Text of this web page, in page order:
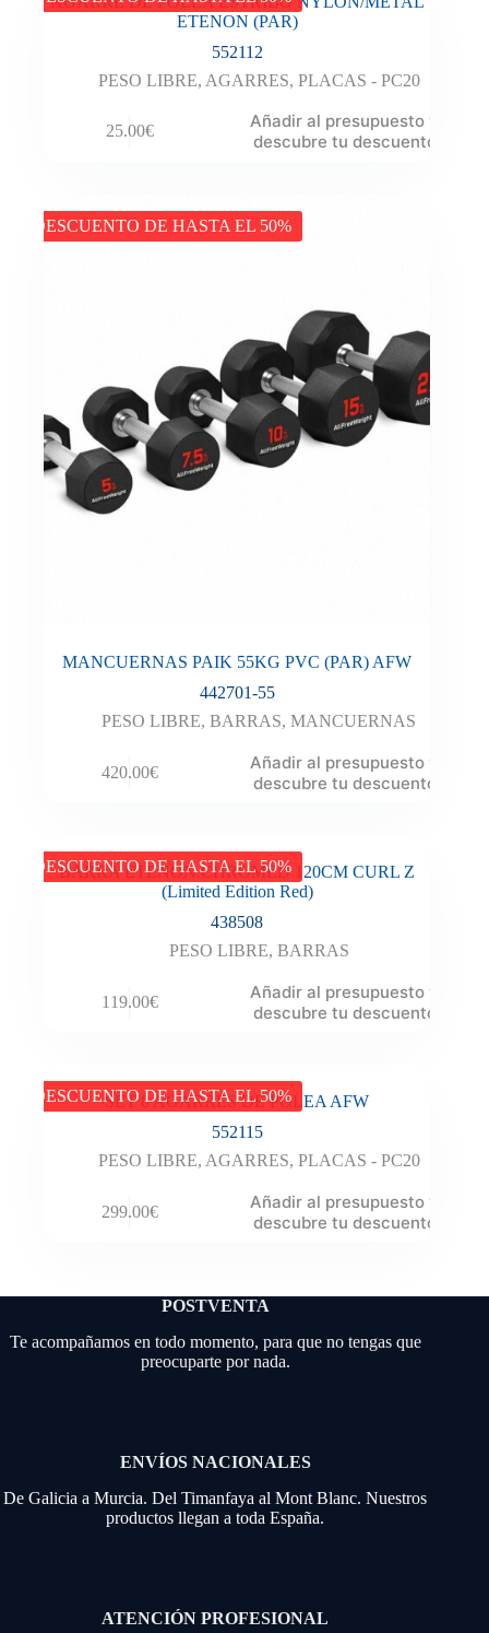
ETENON (PAR)
552112
PESO LIBRE, AGARRES, PLACAS - PC20
25.00€
Añadir al presupuesto y
descubre tu descuento
DESCUENTO DE HASTA EL 50%
MANCUERNAS PAIK 55KG PVC (PAR) AFW
442701-55
PESO LIBRE,BARRAS,MANCUERNAS
420.00€
Añadir al presupuesto y
descubre tu descuento
DESCUENTO DE HASTA EL 50%
BARRA ETENON CHROMED 120CM CURL Z
(Limited Edition Red)
438508
PESO LIBRE, BARRAS
119.00€
Añadir al presupuesto y
descubre tu descuento
DESCUENTO DE HASTA EL 50%
SET 8 AGARRES DE POLEA AFW
552115
PESO LIBRE, AGARRES, PLACAS - PC20
299.00€
Añadir al presupuesto y
descubre tu descuento
POSTVENTA
Te acompañamos en todo momento, para que no tengas que
preocuparte por nada.
ENVÍOS NACIONALES
De Galicia a Murcia. Del Timanfaya al Mont Blanc. Nuestros
productos llegan a toda España.
ATENCIÓN PROFESIONAL